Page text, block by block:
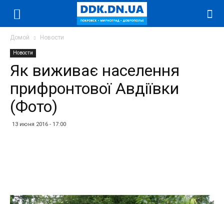
Домой Новости
Новости
Як виживає населення
прифронтової Авдіївки
(Фото)
13 июня 2016 - 17:00